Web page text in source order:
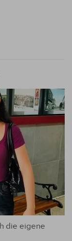
die eigene